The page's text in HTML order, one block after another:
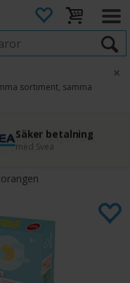
sortiment, samma
×
Säker betalning
med Svea
dagars ångerrätt
Enkel retur